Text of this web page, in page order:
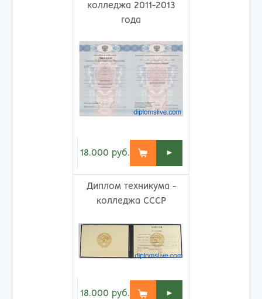
колледжа 2011-2013
года
18.000 руб. ►
Диплом техникума -
колледжа СССР
18.000 руб. ►